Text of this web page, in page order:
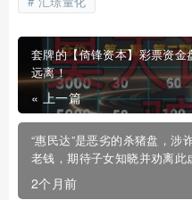
套牌的【倚锋资本】彩票资
远离！
« 上一篇
“惠民达”是恶劣的杀猪盘，涉
老钱，期待子女知晓并劝离此
2个月前